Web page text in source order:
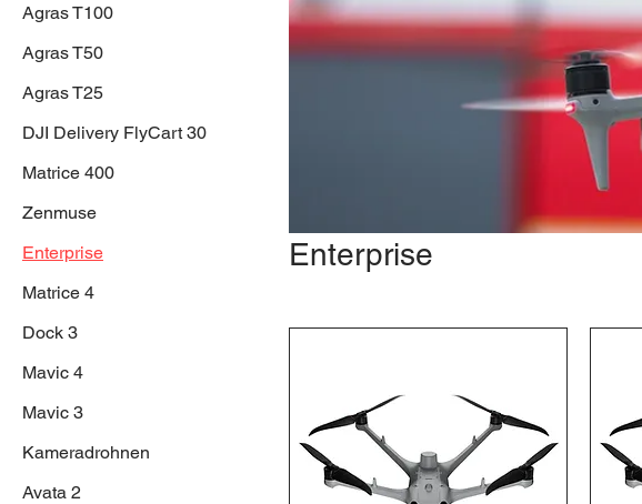
Agras T100
Agras T50
Agras T25
DJI Delivery FlyCart 30
Matrice 400
Zenmuse
Enterprise
Matrice 4
Dock 3
Mavic 4
Mavic 3
Kameradrohnen
Avata 2
Enterprise